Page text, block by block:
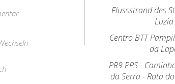
Flussstrand des
Centro BTT
da
PR9 PPS -
da Serra - Rota